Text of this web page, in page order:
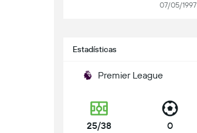
07/05/1997
Estadísticas
Premier League
25/38 0